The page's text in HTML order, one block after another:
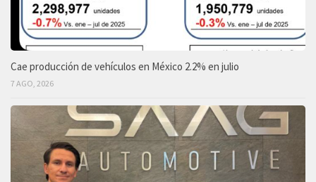
Cae producción de vehículos en México 2.2% en julio
7 AGO, 2026